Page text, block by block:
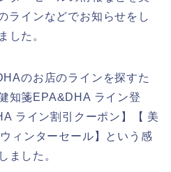
ラインなどでお知らせをし
した。
のお店のラインを探すた
知箋EPA&DHA ライン登
ライン割引クーポン】【 美
ィンターセール】という感
ました。